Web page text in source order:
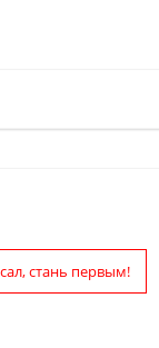
стань первым!